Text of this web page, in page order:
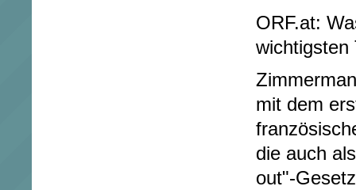
ORF.at:
wichtigsten
mit dem
die auch
out"-